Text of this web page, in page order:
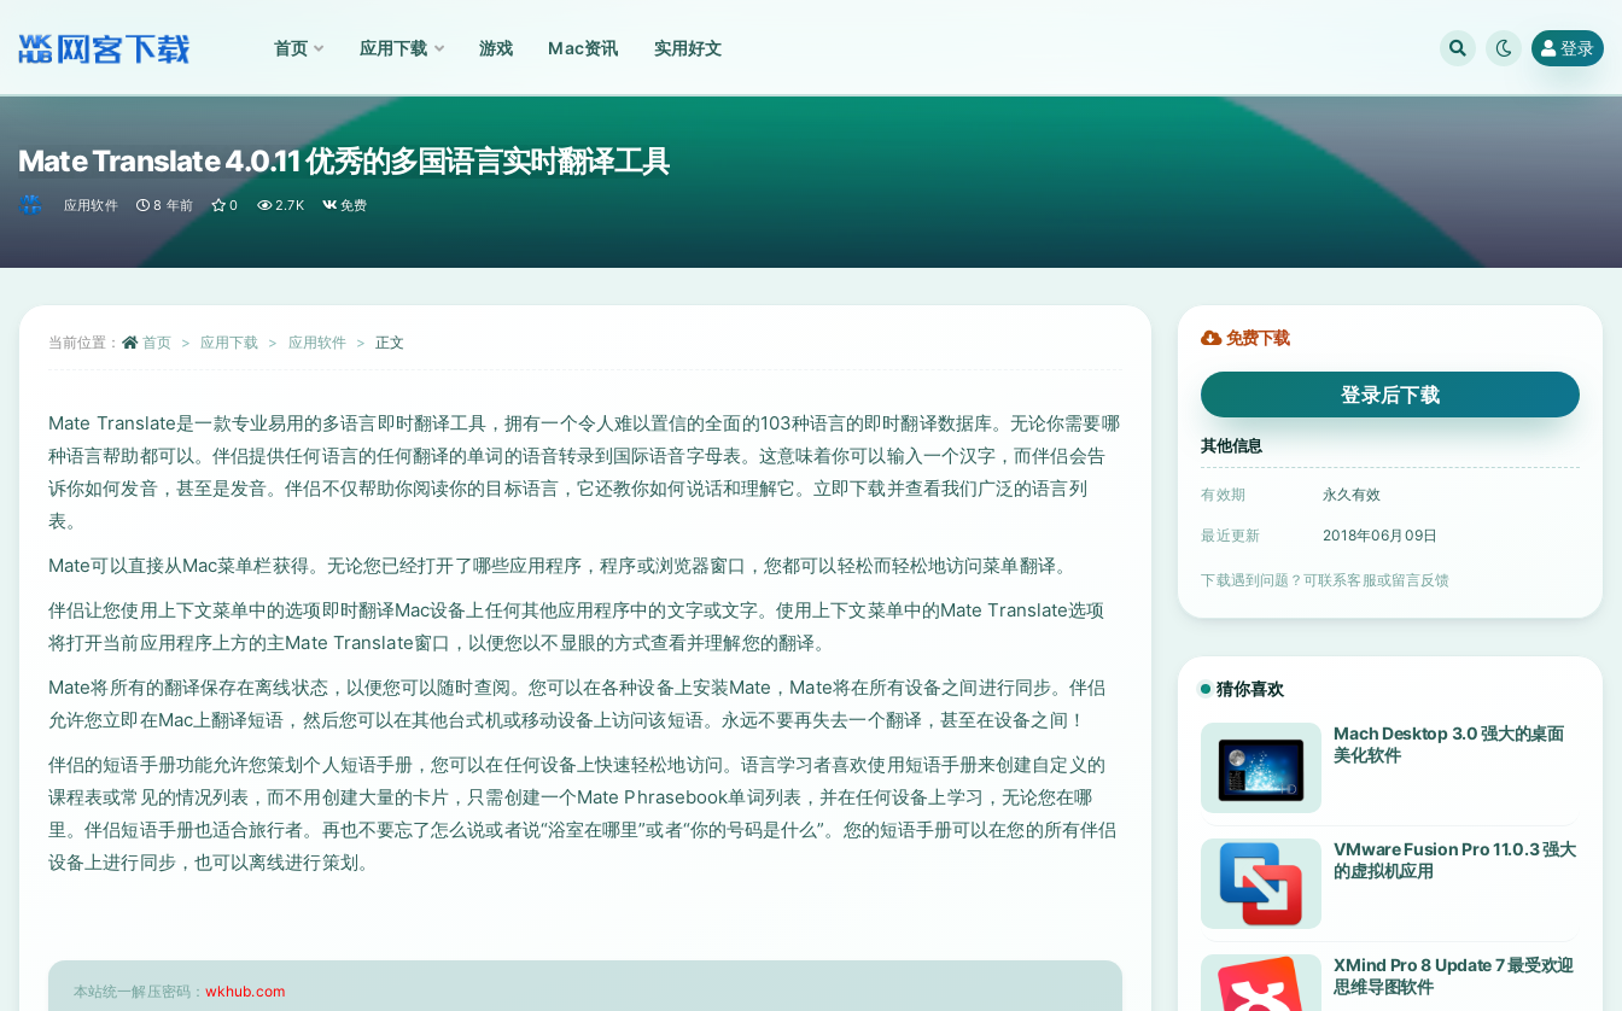
首页 应用下载 游戏 Mac资讯 实用好文 登录
Mate Translate 4.0.11 优秀的多国语言实时翻译工具
应用软件 8 年前 0 2.7K 免费
当前位置： 首页 应用下载 应用软件 正文
Mate Translate是一款专业易用的多语言即时翻译工具，拥有一个令人难以置信的全面的103种语言的即时翻译数据库。无论你需要哪
种语言帮助都可以。伴侣提供任何语言的任何翻译的单词的语音转录到国际语音字母表。这意味着你可以输入一个汉字，而伴侣会告
诉你如何发音，甚至是发音。伴侣不仅帮助你阅读你的目标语言，它还教你如何说话和理解它。立即下载并查看我们广泛的语言列
表。
Mate可以直接从Mac菜单栏获得。无论您已经打开了哪些应用程序，程序或浏览器窗口，您都可以轻松而轻松地访问菜单翻译。
伴侣让您使用上下文菜单中的选项即时翻译Mac设备上任何其他应用程序中的文字或文字。使用上下文菜单中的Mate Translate选项
将打开当前应用程序上方的主Mate Translate窗口，以便您以不显眼的方式查看并理解您的翻译。
Mate将所有的翻译保存在离线状态，以便您可以随时查阅。您可以在各种设备上安装Mate，Mate将在所有设备之间进行同步。伴侣
允许您立即在Mac上翻译短语，然后您可以在其他台式机或移动设备上访问该短语。永远不要再失去一个翻译，甚至在设备之间！
伴侣的短语手册功能允许您策划个人短语手册，您可以在任何设备上快速轻松地访问。语言学习者喜欢使用短语手册来创建自定义的
课程表或常见的情况列表，而不用创建大量的卡片，只需创建一个Mate Phrasebook单词列表，并在任何设备上学习，无论您在哪
里。伴侣短语手册也适合旅行者。再也不要忘了怎么说或者说“浴室在哪里”或者“你的号码是什么”。您的短语手册可以在您的所有伴侣
设备上进行同步，也可以离线进行策划。
本站统一解压密码： wkhub.com
免费下载
登录后下载
其他信息
有效期 永久有效
最近更新 2018年06月09日
下载遇到问题？可联系客服或留言反馈
猜你喜欢
Mach Desktop 3.0 强大的桌面
美化软件
VMware Fusion Pro 11.0.3 强大
的虚拟机应用
XMind Pro 8 Update 7 最受欢迎
思维导图软件